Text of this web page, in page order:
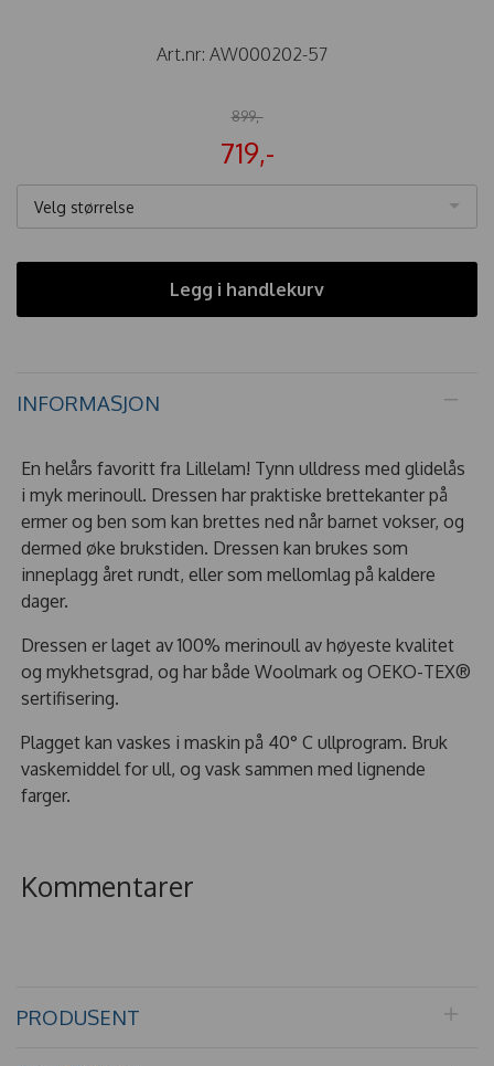
Art.nr: AW000202-57
899,-
719,-
Velg størrelse
Legg i handlekurv
INFORMASJON
En helårs favoritt fra Lillelam! Tynn ulldress med glidelås
i myk merinoull. Dressen har praktiske brettekanter på
ermer og ben som kan brettes ned når barnet vokser, og
dermed øke brukstiden. Dressen kan brukes som
inneplagg året rundt, eller som mellomlag på kaldere
dager.
Dressen er laget av 100% merinoull av høyeste kvalitet
og mykhetsgrad, og har både Woolmark og OEKO-TEX®
sertifisering.
Plagget kan vaskes i maskin på 40° C ullprogram. Bruk
vaskemiddel for ull, og vask sammen med lignende
farger.
Kommentarer
PRODUSENT